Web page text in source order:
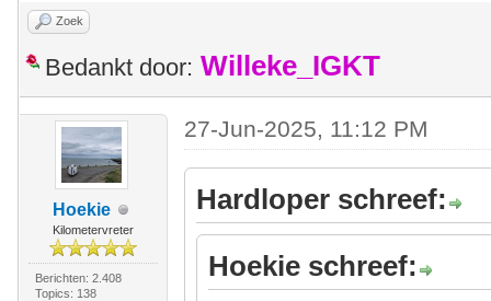
Zoek
Bedankt door: Willeke_IGKT
Hoekie
Kilometervreter
Berichten: 2.408
Topics: 138
27-Jun-2025, 11:12 PM
Hardloper schreef:
Hoekie schreef: